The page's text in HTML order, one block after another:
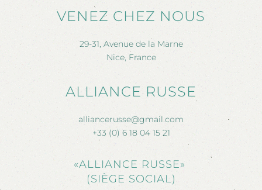
VENEZ CHEZ NOUS
29-31, Avenue de la Marne
Nice, France
ALLIANCE RUSSE
alliancerusse@gmail.com
+33 (0) 6 18 04 15 21
«ALLIANCE RUSSE»
(SIÈGE SOCIAL)